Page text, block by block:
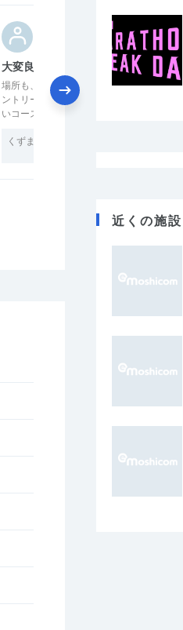
4.67
大変良いコースと思います。
場所も、コースも、初めてでした。2周にエ
ントリーしました。コースはトレランらし
いコースかなと思いました。いい練習に…
くずまき塩の道トレイル（個人の部）
近くの施設